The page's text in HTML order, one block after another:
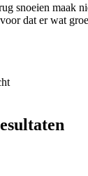
snoeien maak
dat er wat